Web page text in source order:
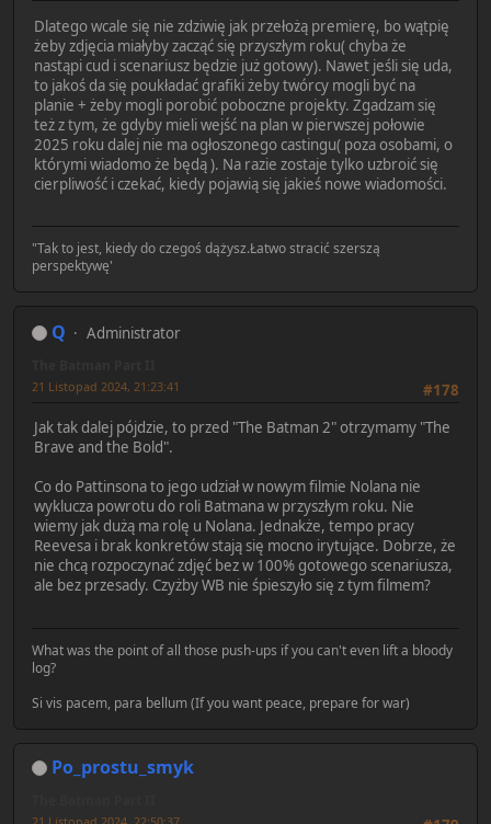
Dlatego wcale się nie zdziwię jak przełożą premierę, bo wątpię
żeby zdjęcia miałyby zacząć się przyszłym roku( chyba że
nastąpi cud i scenariusz będzie już gotowy). Nawet jeśli się uda,
to jakoś da się poukładać grafiki żeby twórcy mogli być na
planie + żeby mogli porobić poboczne projekty. Zgadzam się
też z tym, że gdyby mieli wejść na plan w pierwszej połowie
2025 roku dalej nie ma ogłoszonego castingu( poza osobami, o
którymi wiadomo że będą ). Na razie zostaje tylko uzbroić się
cierpliwość i czekać, kiedy pojawią się jakieś nowe wiadomości.
"Tak to jest, kiedy do czegoś dążysz.Łatwo stracić szerszą
perspektywę'
Q Administrator
#178
21 Listopad 2024, 21:23:41
Jak tak dalej pójdzie, to przed "The Batman 2" otrzymamy "The
Brave and the Bold".
Co do Pattinsona to jego udział w nowym filmie Nolana nie
wyklucza powrotu do roli Batmana w przyszłym roku. Nie
wiemy jak dużą ma rolę u Nolana. Jednakże, tempo pracy
Reevesa i brak konkretów stają się mocno irytujące. Dobrze, że
nie chcą rozpoczynać zdjęć bez w 100% gotowego scenariusza,
ale bez przesady. Czyżby WB nie śpieszyło się z tym filmem?
What was the point of all those push-ups if you can't even lift a bloody
log?
Si vis pacem, para bellum (If you want peace, prepare for war)
Po_prostu_smyk
21 Listopad 2024, 22:50:37